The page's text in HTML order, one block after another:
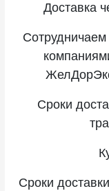
Доставка
Сроки
Сроки